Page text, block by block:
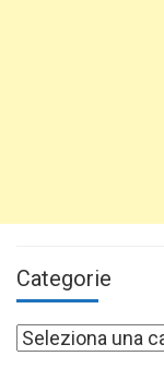
Categorie
Categorie